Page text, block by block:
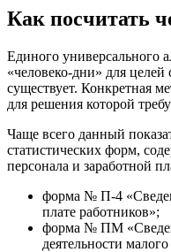
Как посчитать
Единого универсального
«человеко‑дни» для целей
существует. Конкретная
для решения которой
Чаще всего данный
статистических форм,
персонала и заработной
форма № П‑4
плате работников»;
форма № ПМ
деятельности